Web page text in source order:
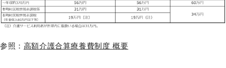
参照： 高額介護合算療養費制度 概要